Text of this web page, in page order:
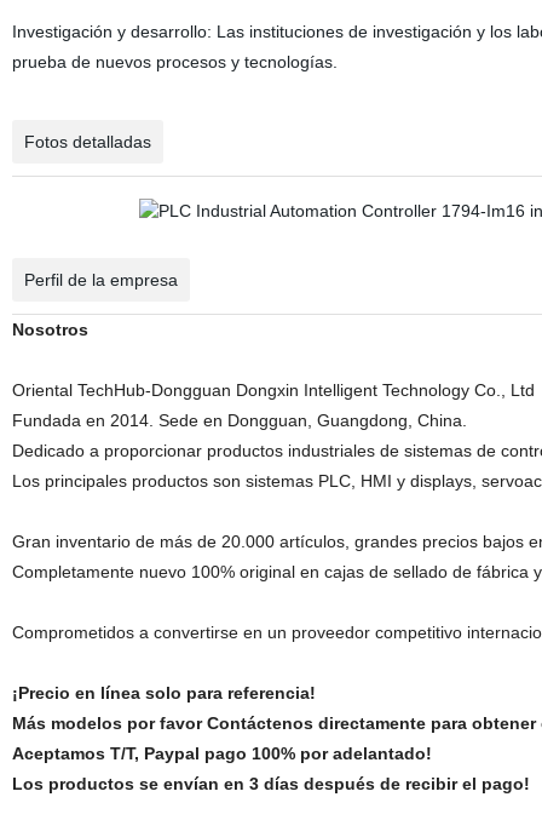
Investigación y desarrollo: Las instituciones de investigación y los
prueba de nuevos procesos y tecnologías.
Fotos detalladas
Perfil de la empresa
Nosotros
Oriental TechHub-Dongguan Dongxin Intelligent Technology Co., Ltd
Fundada en 2014. Sede en Dongguan, Guangdong, China.
Dedicado a proporcionar productos industriales de sistemas de
Los principales productos son sistemas PLC, HMI y displays,
Gran inventario de más de 20.000 artículos, grandes precios bajos
Completamente nuevo 100% original en cajas de sellado de fábrica
Comprometidos a convertirse en un proveedor competitivo
¡Precio en línea solo para referencia!
Más modelos por favor Contáctenos directamente para
Aceptamos T/T, Paypal pago 100% por adelantado!
Los productos se envían en 3 días después de recibir el pago!